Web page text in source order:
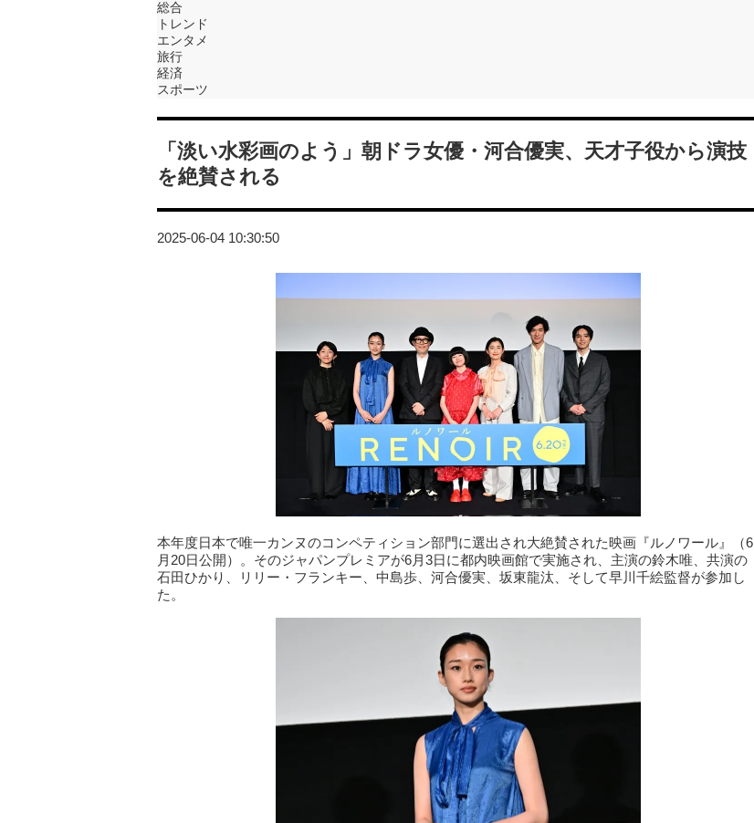
総合
トレンド
エンタメ
旅行
経済
スポーツ
「淡い水彩画のよう」朝ドラ女優・河合優実、天才子役から演技
を絶賛される
2025-06-04 10:30:50
本年度日本で唯一カンヌのコンペティション部門に選出され大絶賛された映画『ルノワール』（6
月20日公開）。そのジャパンプレミアが6月3日に都内映画館で実施され、主演の鈴木唯、共演の
石田ひかり、リリー・フランキー、中島歩、河合優実、坂東龍汰、そして早川千絵監督が参加し
た。